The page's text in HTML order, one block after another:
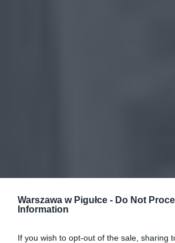
Warszawa w Pigułce - Do Not
Information
If you wish to opt-out of the sale, sharing